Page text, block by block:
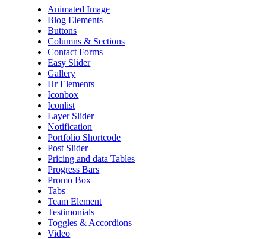
Animated Image
Blog Elements
Buttons
Columns & Sections
Contact Forms
Easy Slider
Gallery
Hr Elements
Iconbox
Iconlist
Layer Slider
Notification
Portfolio Shortcode
Post Slider
Pricing and data Tables
Progress Bars
Promo Box
Tabs
Team Element
Testimonials
Toggles & Accordions
Video